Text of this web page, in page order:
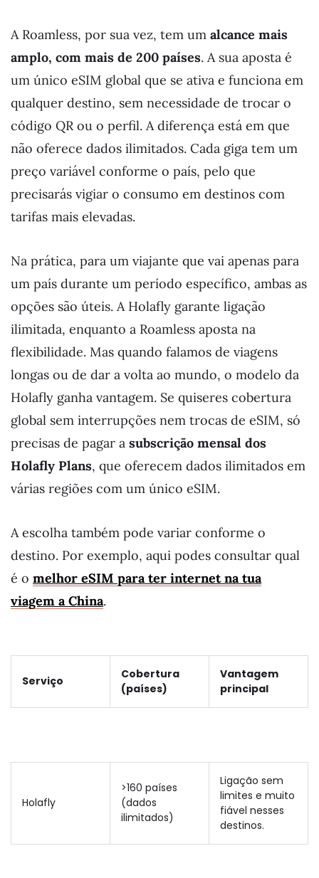
A Roamless, por sua vez, tem um alcance mais
amplo, com mais de 200 países. A sua aposta é
um único eSIM global que se ativa e funciona em
qualquer destino, sem necessidade de trocar o
código QR ou o perfil. A diferença está em que
não oferece dados ilimitados. Cada giga tem um
preço variável conforme o país, pelo que
precisarás vigiar o consumo em destinos com
tarifas mais elevadas.
Na prática, para um viajante que vai apenas para
um país durante um período específico, ambas as
opções são úteis. A Holafly garante ligação
ilimitada, enquanto a Roamless aposta na
flexibilidade. Mas quando falamos de viagens
longas ou de dar a volta ao mundo, o modelo da
Holafly ganha vantagem. Se quiseres cobertura
global sem interrupções nem trocas de eSIM, só
precisas de pagar a subscrição mensal dos
Holafly Plans, que oferecem dados ilimitados em
várias regiões com um único eSIM.
A escolha também pode variar conforme o
destino. Por exemplo, aqui podes consultar qual
é o melhor eSIM para ter internet na tua
viagem a China.
Serviço
Cobertura
(países)
Vantagem
principal
Holafly
>160 países
(dados
ilimitados)
Ligação sem
limites e muito
fiável nesses
destinos.